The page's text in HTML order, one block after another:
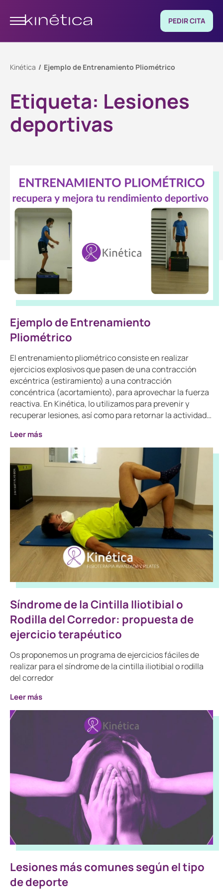
PEDIR CITA
Kinética Ejemplo de Entrenamiento Pliométrico
Etiqueta: Lesiones
deportivas
Ejemplo de Entrenamiento
Pliométrico
El entrenamiento pliométrico consiste en realizar
ejercicios explosivos que pasen de una contracción
excéntrica (estiramiento) a una contracción
concéntrica (acortamiento), para aprovechar la fuerza
reactiva. En Kinética, lo utilizamos para prevenir y
recuperar lesiones, así como para retornar la actividad…
Leer más
Síndrome de la Cintilla Iliotibial o
Rodilla del Corredor: propuesta de
ejercicio terapéutico
Os proponemos un programa de ejercicios fáciles de
realizar para el síndrome de la cintilla iliotibial o rodilla
del corredor
Leer más
Lesiones más comunes según el tipo
de deporte